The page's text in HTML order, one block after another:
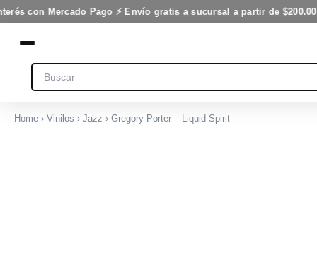
con Mercado Pago ⚡ Envío gratis a sucursal a partir de $200.000
Ir
al
contenido
Search
Home › Vinilos › Jazz › Gregory Porter – Liquid Spirit
Spirit
cantidad